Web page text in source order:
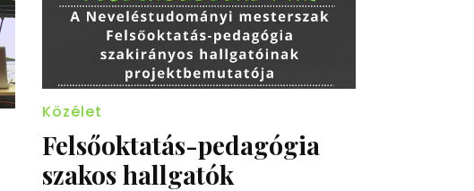
Közélet
Felsőoktatás-pedagógia
szakos hallgatók